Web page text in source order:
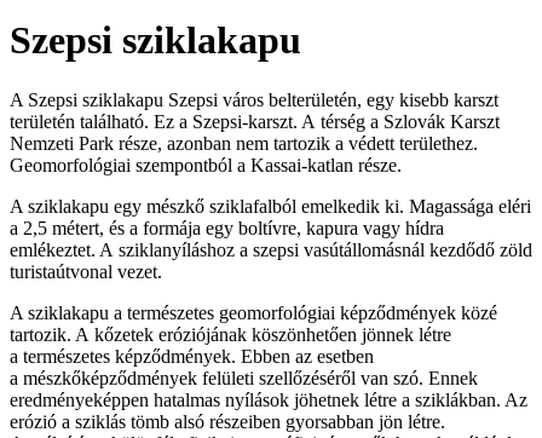
Szepsi sziklakapu
A Szepsi sziklakapu Szepsi város belterületén, egy kisebb karszt
területén található. Ez a Szepsi-karszt. A térség a Szlovák Karszt
Nemzeti Park része, azonban nem tartozik a védett területhez.
Geomorfológiai szempontból a Kassai-katlan része.
A sziklakapu egy mészkő sziklafalból emelkedik ki. Magassága eléri
a 2,5 métert, és a formája egy boltívre, kapura vagy hídra
emlékeztet. A sziklanyíláshoz a szepsi vasútállomásnál kezdődő zöld
turistaútvonal vezet.
A sziklakapu a természetes geomorfológiai képződmények közé
tartozik. A kőzetek eróziójának köszönhetően jönnek létre
a természetes képződmények. Ebben az esetben
a mészkőképződmények felületi szellőzéséről van szó. Ennek
eredményeképpen hatalmas nyílások jöhetnek létre a sziklákban. Az
erózió a sziklás tömb alsó részeiben gyorsabban jön létre.